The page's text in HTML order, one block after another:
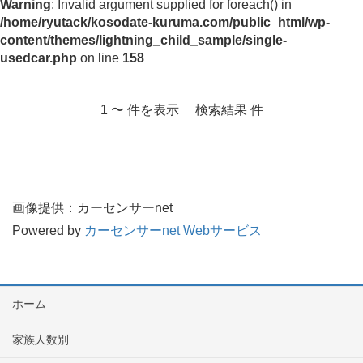
Warning: Invalid argument supplied for foreach() in
/home/ryutack/kosodate-kuruma.com/public_html/wp-
content/themes/lightning_child_sample/single-
usedcar.php on line 158
1 〜 件を表示 検索結果 件
画像提供：カーセンサーnet
Powered by カーセンサーnet Webサービス
ホーム
家族人数別